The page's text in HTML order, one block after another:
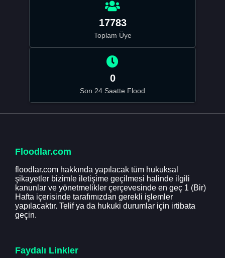
17783
Toplam Üye
0
Son 24 Saatte Flood
Floodlar.com
floodlar.com hakkında yapılacak tüm hukuksal
şikayetler bizimle iletişime geçilmesi halinde ilgili
kanunlar ve yönetmelikler çerçevesinde en geç 1 (Bir)
Hafta içerisinde tarafımızdan gerekli işlemler
yapılacaktır. Telif ya da hukuki durumlar için irtibata
geçin.
Faydalı Linkler